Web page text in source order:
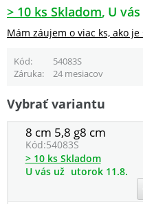
> 10 ks Skladom U
Mám záujem o viac ks, ako je
Kód 54083S
Záruka
24 mesiacov
Vybrať variantu
8 cm 5,8 g8 cm
Kód:54083S
> 10 ks Skladom
U vás už utorok 11.8.